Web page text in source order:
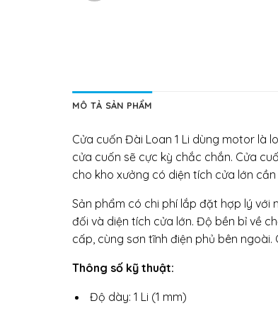
MÔ TẢ SẢN PHẨM
Cửa cuốn Đài Loan 1 Li dùng motor là
cửa cuốn sẽ cực kỳ chắc chắn. Cửa
cho kho xưởng có diện tích cửa lớn
Sản phẩm có chi phí lắp đặt hợp lý với
đối và diện tích cửa lớn. Độ bền bỉ về
cấp, cùng sơn tĩnh điện phủ bên
Thông số kỹ thuật:
Độ dày: 1 Li (1 mm)